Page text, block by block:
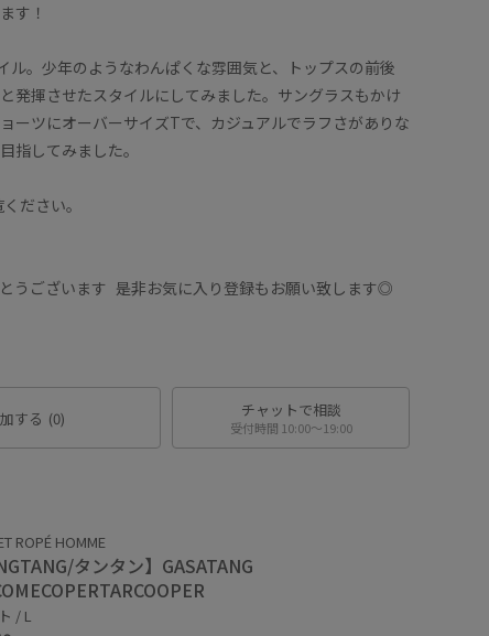
す！
ル。少年のようなわんぱくな雰囲気と、トップスの前後
発揮させたスタイルにしてみました。サングラスもかけ
ーツにオーバーサイズTで、カジュアルでラフさがありな
指してみました。
ださい。
うございます 是非お気に入り登録もお願い致します◎
する (0) チャットで相談
受付時間 10:00〜19:00
ROPÉ HOMME
タンタン】GASATANG
/ L